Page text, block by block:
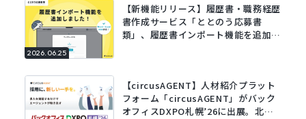
2026.06.25
【新機能リリース】履歴書・職務経歴
書作成サービス「ととのう応募書
類」、履歴書インポート機能を追加。
【circusAGENT】人材紹介プラット
フォーム「circusAGENT」がバック
オフィスDXPO札幌’26に出展。北海